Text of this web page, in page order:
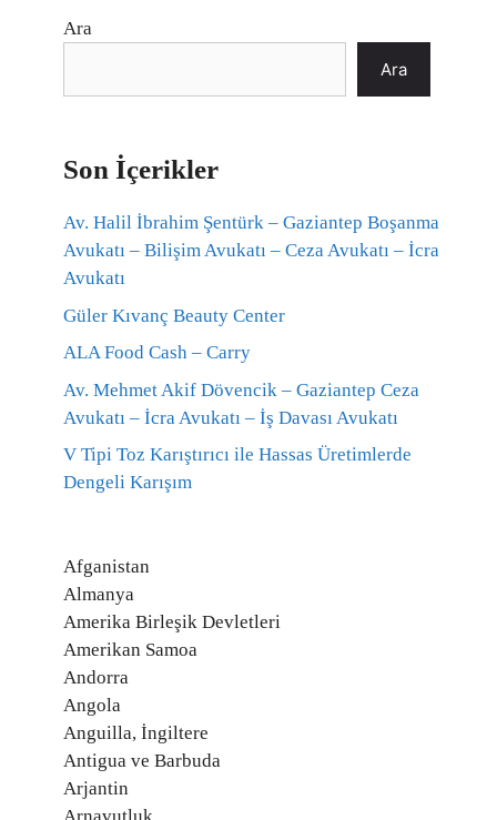
Ara
Ara
Son İçerikler
Av. Halil İbrahim Şentürk – Gaziantep Boşanma
Avukatı – Bilişim Avukatı – Ceza Avukatı – İcra
Avukatı
Güler Kıvanç Beauty Center
ALA Food Cash – Carry
Av. Mehmet Akif Dövencik – Gaziantep Ceza
Avukatı – İcra Avukatı – İş Davası Avukatı
V Tipi Toz Karıştırıcı ile Hassas Üretimlerde
Dengeli Karışım
Afganistan
Almanya
Amerika Birleşik Devletleri
Amerikan Samoa
Andorra
Angola
Anguilla, İngiltere
Antigua ve Barbuda
Arjantin